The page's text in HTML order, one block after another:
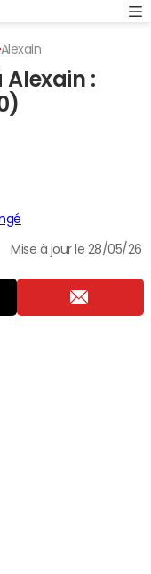
Alexain
Alexain :
Mise à jour le 28/05/26